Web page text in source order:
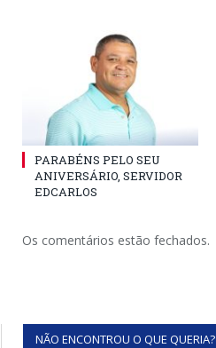
PARABÉNS PELO SEU
ANIVERSÁRIO, SERVIDOR
EDCARLOS
Os comentários estão fechados.
NÃO ENCONTROU O QUE QUERIA?